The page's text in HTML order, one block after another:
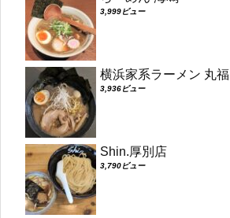
3,999ビュー
横浜家系ラーメン 丸福
3,936ビュー
Shin.厚別店
3,790ビュー